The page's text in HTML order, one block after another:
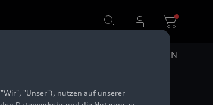
EN
"Unser"), nutzen auf unserer